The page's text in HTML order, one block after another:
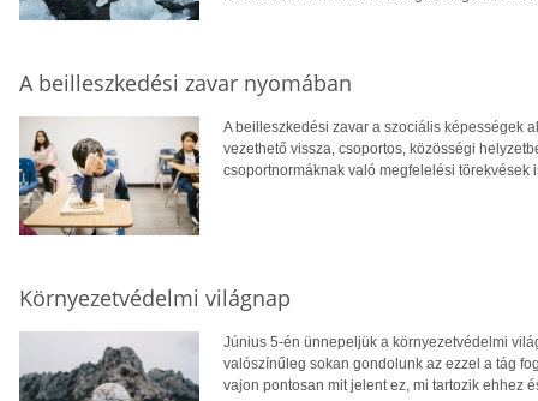
A beilleszkedési zavar nyomában
A beilleszkedési zavar a szociális képességek
vezethető vissza, csoportos, közösségi
csoportnormáknak való megfelelési törekvések
Környezetvédelmi világnap
Június 5-én ünnepeljük a környezetvédelmi
valószínűleg sokan gondolunk az ezzel a tág
vajon pontosan mit jelent ez, mi tartozik ehhez